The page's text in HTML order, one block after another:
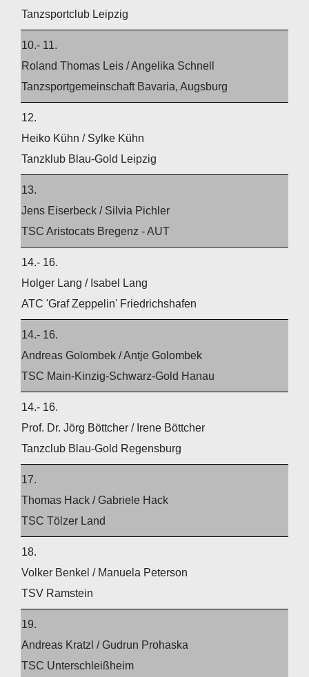
Tanzsportclub Leipzig
10.- 11.
Roland Thomas Leis / Angelika Schnell
Tanzsportgemeinschaft Bavaria, Augsburg
12.
Heiko Kühn / Sylke Kühn
Tanzklub Blau-Gold Leipzig
13.
Jens Eiserbeck / Silvia Pichler
TSC Aristocats Bregenz - AUT
14.- 16.
Holger Lang / Isabel Lang
ATC 'Graf Zeppelin' Friedrichshafen
14.- 16.
Andreas Golombek / Antje Golombek
TSC Main-Kinzig-Schwarz-Gold Hanau
14.- 16.
Prof. Dr. Jörg Böttcher / Irene Böttcher
Tanzclub Blau-Gold Regensburg
17.
Thomas Hack / Gabriele Hack
TSC Tölzer Land
18.
Volker Benkel / Manuela Peterson
TSV Ramstein
19.
Andreas Kratzl / Gudrun Prohaska
TSC Unterschleißheim